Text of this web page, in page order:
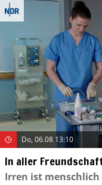
Do, 06.08 13:10
In aller
Irren ist menschlich